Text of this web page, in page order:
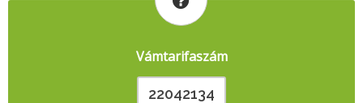
Vámtarifaszám
22042134